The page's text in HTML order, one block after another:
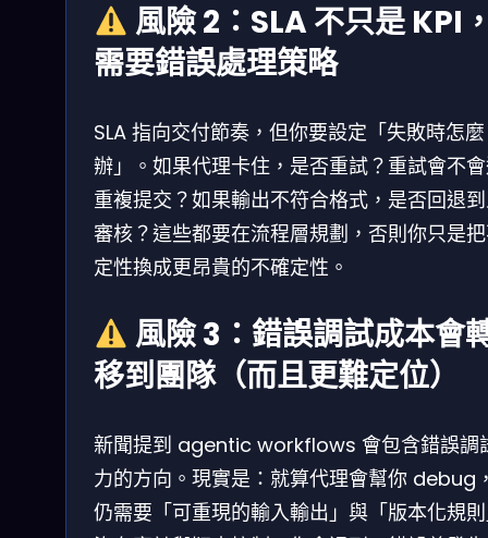
風險 2：SLA 不只是 KPI
需要錯誤處理策略
SLA 指向交付節奏，但你要設定「失敗時怎麼
辦」。如果代理卡住，是否重試？重試會不
重複提交？如果輸出不符合格式，是否回退
審核？這些都要在流程層規劃，否則你只是
定性換成更昂貴的不確定性。
風險 3：錯誤調試成本會
移到團隊（而且更難定位）
新聞提到 agentic workflows 會包含錯誤調
力的方向。現實是：就算代理會幫你 debug
仍需要「可重現的輸入輸出」與「版本化規